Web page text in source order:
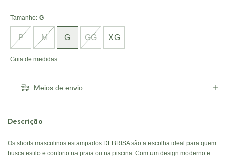
Tamanho: G
P M G GG XG
Guia de medidas
Meios de envio
Descrição
Os shorts masculinos estampados DEBRISA são a escolha ideal para quem
busca estilo e conforto na praia ou na piscina. Com um design moderno e